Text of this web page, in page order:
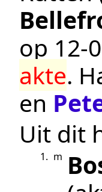
op
akte.
en
Uit dit
1. m